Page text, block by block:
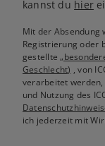
kannst du hier
Mit der Absendung
Registrierung oder
gestellte
Geschlecht) , von
verarbeitet werden,
und Nutzung des
ich jederzeit mit